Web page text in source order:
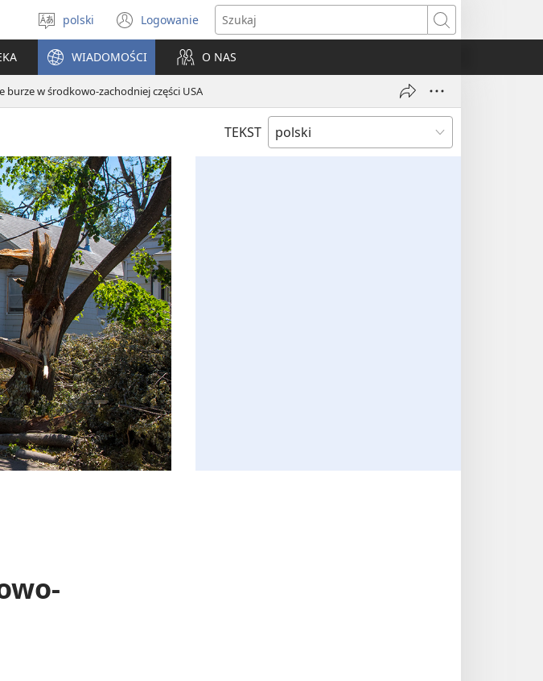
Wybór
języka
polski Logowanie
(opens
new
window)
Szukaj
WIADOMOŚCI O NAS
burze w środkowo-zachodniej części USA
TEKST